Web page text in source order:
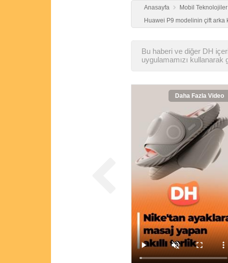
Anasayfa Mobil Teknolojiler
Huawei P9 modelinin çift arka
Bu haberi ve diğer DH
uygulamamızı kullanarak
Daha Fazla Video